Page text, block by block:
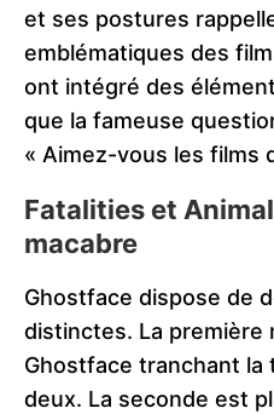
et ses postures
emblématiques des
ont intégré des
que la fameuse
« Aimez-vous les films
Fatalities et
macabre
Ghostface dispose de
distinctes. La première
Ghostface tranchant
deux. La seconde est